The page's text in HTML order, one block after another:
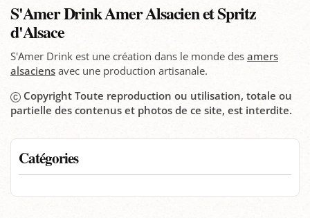
Catégories
S'Amer Drink Amer Alsacien et Spritz
d'Alsace
S'Amer Drink est une création dans le monde des amers
alsaciens avec une production artisanale.
Copyright Toute reproduction ou utilisation, totale ou
partielle des contenus et photos de ce site, est interdite.